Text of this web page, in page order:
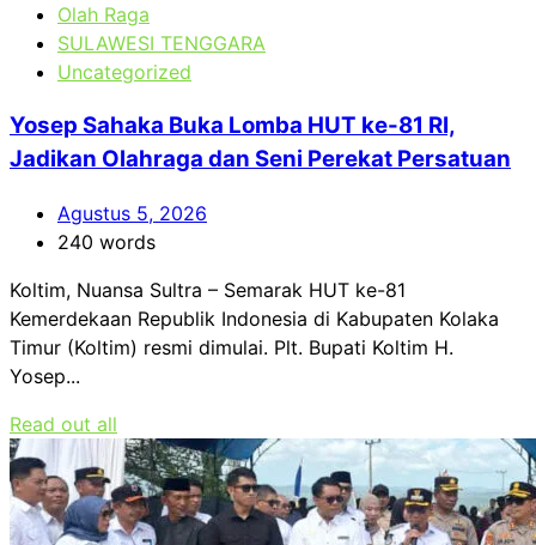
Olah Raga
SULAWESI TENGGARA
Uncategorized
Yosep Sahaka Buka Lomba HUT ke-81 RI,
Jadikan Olahraga dan Seni Perekat Persatuan
Agustus 5, 2026
240 words
Koltim, Nuansa Sultra – Semarak HUT ke-81
Kemerdekaan Republik Indonesia di Kabupaten Kolaka
Timur (Koltim) resmi dimulai. Plt. Bupati Koltim H.
Yosep...
Read out all